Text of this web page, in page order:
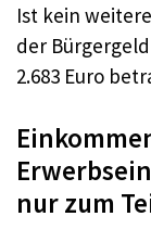
Ist kein
der
2.683 Euro
nur zum